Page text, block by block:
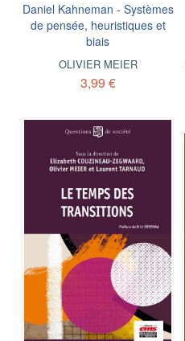
Daniel Kahneman - Systèmes
de pensée, heuristiques et
biais
OLIVIER MEIER
3,99 €